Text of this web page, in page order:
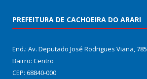
PREFEITURA DE CACHOEIRA DO ARARI
End.: Av. Deputado José Rodrigues Viana, 785
Bairro: Centro
CEP: 68840-000